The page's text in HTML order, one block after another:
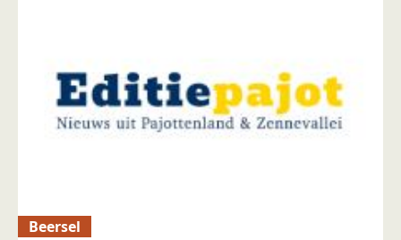
Beersel